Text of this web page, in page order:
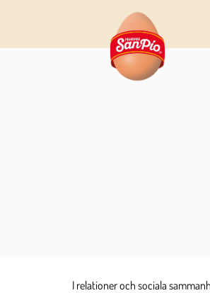
I relationer och sociala